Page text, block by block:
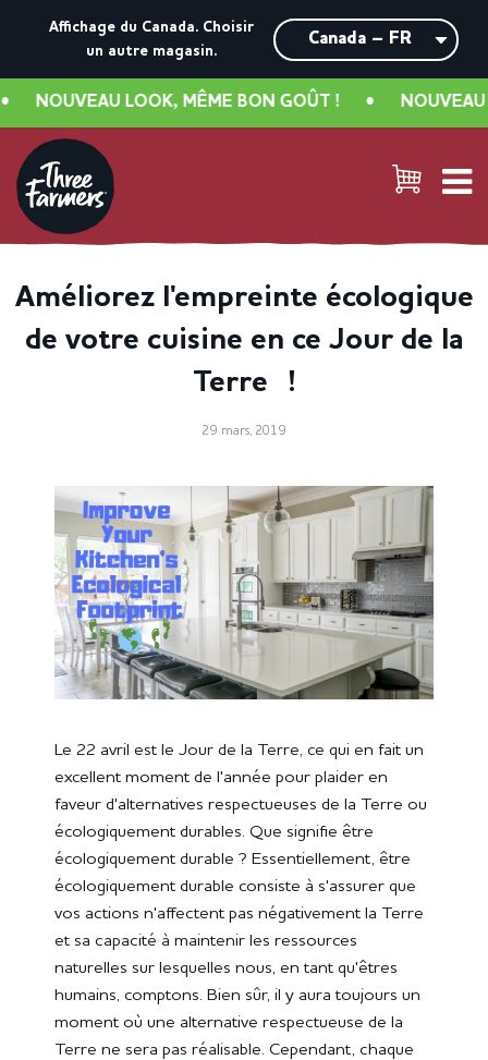
Affichage du Canada. Choisir
un autre magasin.
NOUVEAU LOOK, MÊME BON GOÛT ! NOUVEAU
Améliorez l'empreinte écologique
de votre cuisine en ce Jour de la
Terre !
29 mars, 2019
Le 22 avril est le Jour de la Terre, ce qui en fait un
excellent moment de l'année pour plaider en
faveur d'alternatives respectueuses de la Terre ou
écologiquement durables. Que signifie être
écologiquement durable ? Essentiellement, être
écologiquement durable consiste à s'assurer que
vos actions n'affectent pas négativement la Terre
et sa capacité à maintenir les ressources
naturelles sur lesquelles nous, en tant qu'êtres
humains, comptons. Bien sûr, il y aura toujours un
moment où une alternative respectueuse de la
Terre ne sera pas réalisable. Cependant, chaque